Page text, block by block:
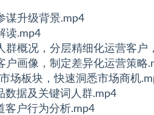
谋升级背景.mp4
读.mp4
概况，分层精细化运营客户
户画像，制定差异化运营策略
场板块，快速洞悉市场商机
数据及关键词人群.mp4
客户行为分析.mp4